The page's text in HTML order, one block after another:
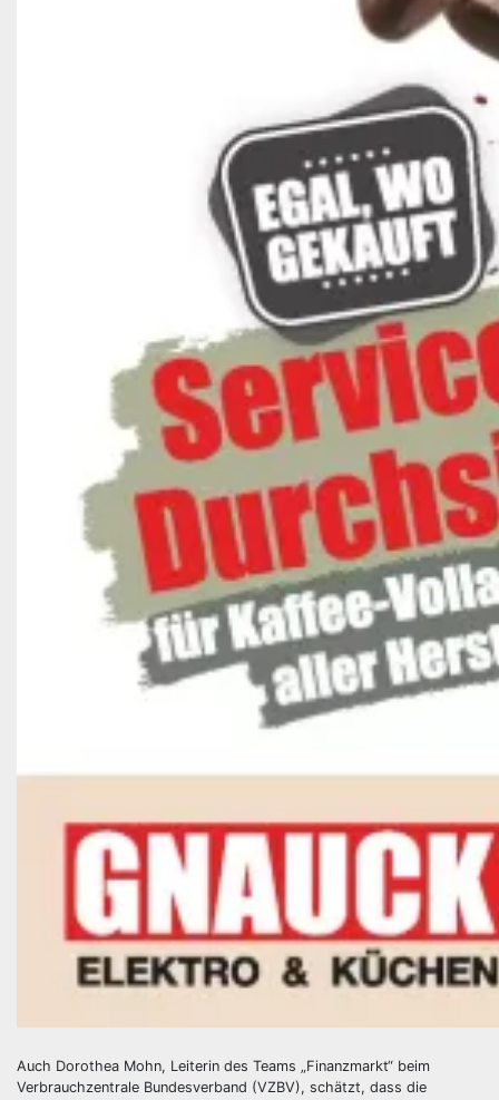
Auch Dorothea Mohn, Leiterin des Teams „Finanzmarkt“ beim
Verbrauchzentrale Bundesverband (VZBV), schätzt, dass die